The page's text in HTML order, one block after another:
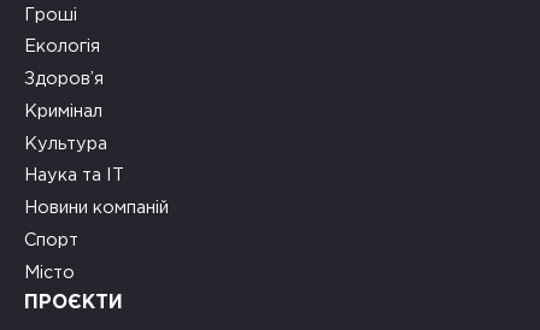
Гроші
Екологія
Здоров’я
Кримінал
Культура
Наука та ІТ
Новини компаній
Спорт
Місто
ПРОЄКТИ